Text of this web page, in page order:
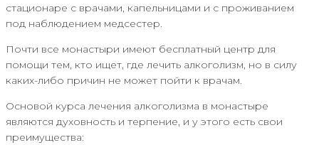
стационаре с врачами, капельницами и с проживанием
под наблюдением медсестер.
Почти все монастыри имеют бесплатный центр для
помощи тем, кто ищет, где лечить алкоголизм, но в силу
каких-либо причин не может пойти к врачам.
Основой курса лечения алкоголизма в монастыре
являются духовность и терпение, и у этого есть свои
преимущества: